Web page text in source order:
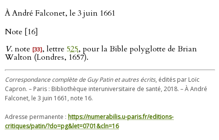
À André Falconet, le 3 juin 1661
Note [16]
V. note [33], lettre 525, pour la Bible polyglotte de Brian
Walton (Londres, 1657).
Correspondance complète de Guy Patin et autres écrits, édités par Loïc
Capron. – Paris : Bibliothèque interuniversitaire de santé, 2018. – À André
Falconet, le 3 juin 1661, note 16.
Adresse permanente : https://numerabilis.u-paris.fr/editions-
critiques/patin/?do=pg&let=0701&cln=16